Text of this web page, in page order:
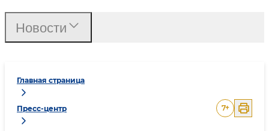
Главная страница
Пресс-центр 7+
Новости